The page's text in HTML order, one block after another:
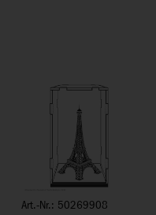
Art.-Nr.: 50269908